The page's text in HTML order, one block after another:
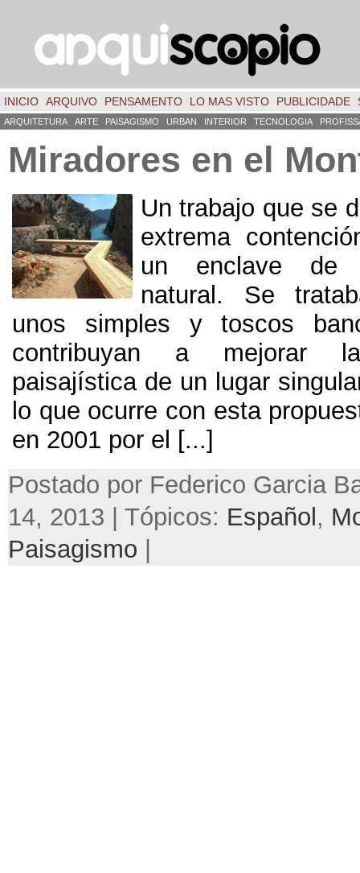
INICIO ARQUIVO PENSAMENTO LO MAS VISTO PUBLICIDADE
ARQUITETURA ARTE PAISAGISMO URBAN INTERIOR TECNOLOGIA
Miradores en el
Un trabajo que se
extrema
un enclave de
natural . Se
unos simples y toscos
contribuyan a mejorar
paisajística de un lugar
lo que ocurre con esta
en 2001 por el [...]
Postado por Federico Garcia
14, 2013 | Tópicos: Español,
Paisagismo |